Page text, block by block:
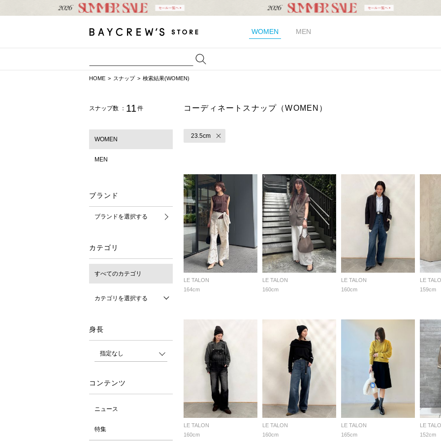
WOMEN MEN
HOME スナップ 検索結果(WOMEN)
スナップ数 ： 11 件
WOMEN
MEN
ブランド
ブランドを選択する
カテゴリ
すべてのカテゴリ
カテゴリを選択する
身長
コンテンツ
ニュース
特集
コーディネートスナップ（WOMEN）
23.5cm
LE TALON
164cm
LE TALON
160cm
LE TALON
160cm
LE
159cm
LE TALON
160cm
LE TALON
160cm
LE TALON
165cm
LE
152cm